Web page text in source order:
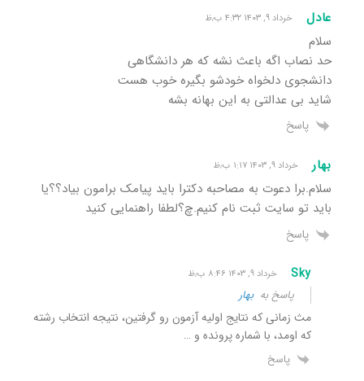
عادل خرداد ۹, ۱۴۰۳ ۴:۳۲ ب٫ظ
سلام
حد نصاب اگه باعث نشه که هر دانشگاهی
دانشجوی دلخواه خودشو بگیره خوب هست
شاید بی عدالتی به این بهانه بشه
پاسخ
بهار خرداد ۹, ۱۴۰۳ ۱:۱۷ ب٫ظ
سلام.برا دعوت به مصاحبه دکترا باید پیامک برامون بیاد؟؟یا
باید تو سایت ثبت نام کنیم.چ؟لطفا راهنمایی کنید
پاسخ
Sky خرداد ۹, ۱۴۰۳ ۸:۴۶ ب٫ظ
پاسخ بهبهار
مث زمانی که نتایج اولیه آزمون رو گرفتین، نتیجه انتخاب رشته
که اومد، با شماره پرونده و …
پاسخ